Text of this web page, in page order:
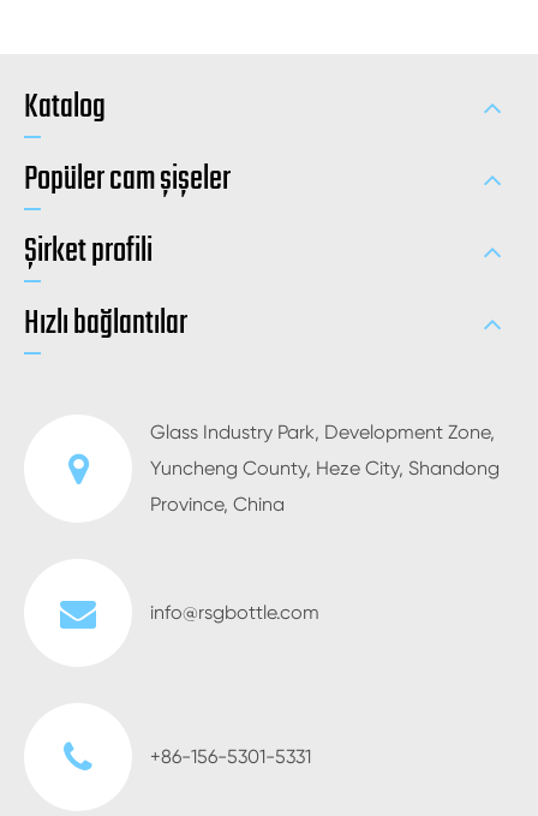
Katalog
Popüler cam şişeler
Şirket profili
Hızlı bağlantılar
Glass Industry Park, Development Zone,
Yuncheng County, Heze City, Shandong
Province, China
info@rsgbottle.com
+86-156-5301-5331